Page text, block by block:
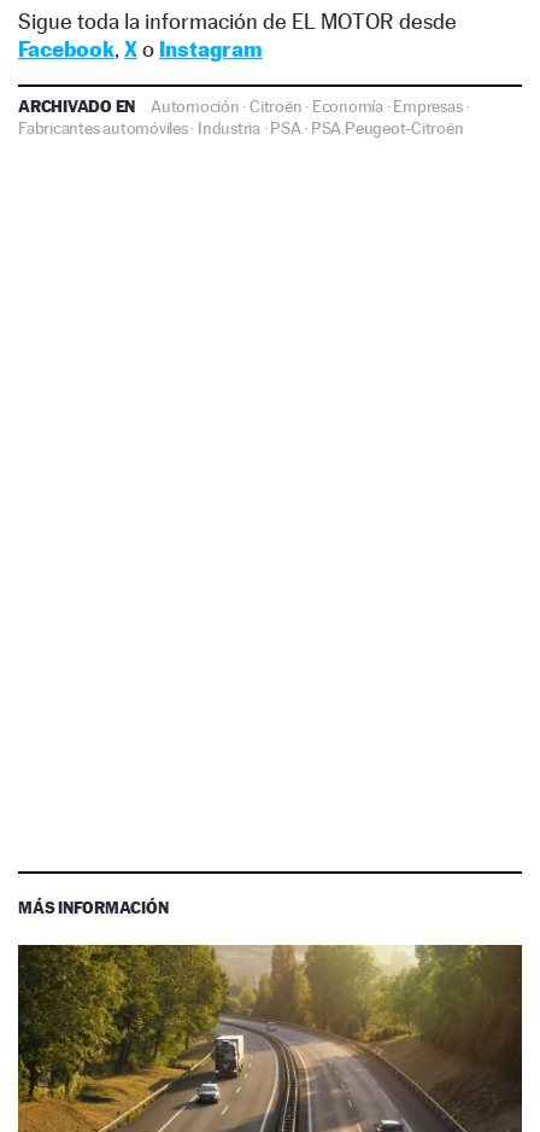
Sigue toda la información de EL MOTOR desde
Facebook, Xo Instagram
ARCHIVADO EN Automoción ·Citroën · Economía·Empresas·
Fabricantes automóviles· Industria·PSA · PSA Peugeot-Citroën
MÁS INFORMACIÓN